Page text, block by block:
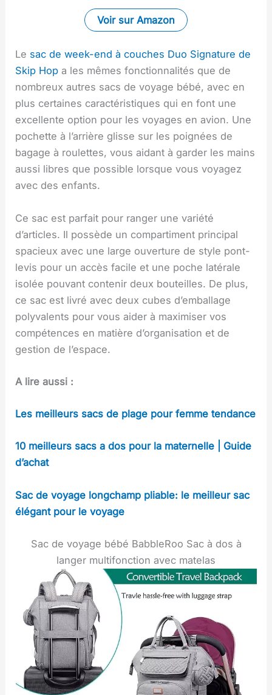
Voir sur Amazon
Le sac de week-end à couches Duo Signature de
Skip Hop a les mêmes fonctionnalités que de
nombreux autres sacs de voyage bébé, avec en
plus certaines caractéristiques qui en font une
excellente option pour les voyages en avion. Une
pochette à l’arrière glisse sur les poignées de
bagage à roulettes, vous aidant à garder les mains
aussi libres que possible lorsque vous voyagez
avec des enfants.
Ce sac est parfait pour ranger une variété
d’articles. Il possède un compartiment principal
spacieux avec une large ouverture de style pont-
levis pour un accès facile et une poche latérale
isolée pouvant contenir deux bouteilles. De plus,
ce sac est livré avec deux cubes d’emballage
polyvalents pour vous aider à maximiser vos
compétences en matière d’organisation et de
gestion de l’espace.
A lire aussi :
Les meilleurs sacs de plage pour femme tendance
10 meilleurs sacs a dos pour la maternelle | Guide
d’achat
Sac de voyage longchamp pliable: le meilleur sac
élégant pour le voyage
Sac de voyage bébé BabbleRoo Sac à dos à
langer multifonction avec matelas